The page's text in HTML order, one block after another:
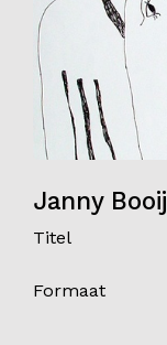
Janny Booij
Titel
Formaat